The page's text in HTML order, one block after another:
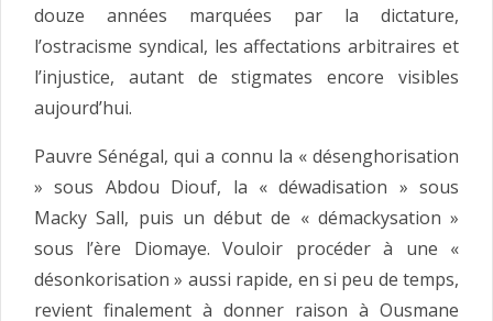
douze années marquées par la dictature,
l’ostracisme syndical, les affectations arbitraires et
l’injustice, autant de stigmates encore visibles
aujourd’hui.
Pauvre Sénégal, qui a connu la « désenghorisation
» sous Abdou Diouf, la « déwadisation » sous
Macky Sall, puis un début de « démackysation »
sous l’ère Diomaye. Vouloir procéder à une «
désonkorisation » aussi rapide, en si peu de temps,
revient finalement à donner raison à Ousmane